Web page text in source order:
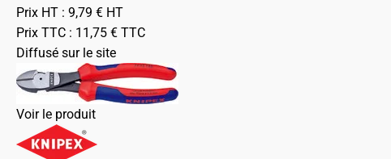
Prix HT : 9,79 € HT
Prix TTC : 11,75 € TTC
Diffusé sur le site
Voir le produit